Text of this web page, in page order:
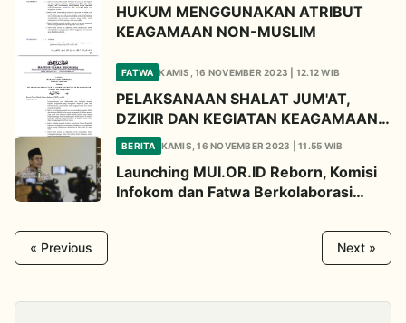
HUKUM MENGGUNAKAN ATRIBUT
KEAGAMAAN NON-MUSLIM
FATWA KAMIS, 16 NOVEMBER 2023 | 12.12 WIB
PELAKSANAAN SHALAT JUM'AT,
DZIKIR DAN KEGIATAN KEAGAMAAN
DI TEMPAT SELAIN MASJID
BERITA KAMIS, 16 NOVEMBER 2023 | 11.55 WIB
Launching MUI.OR.ID Reborn, Komisi
Infokom dan Fatwa Berkolaborasi
« Previous Next »